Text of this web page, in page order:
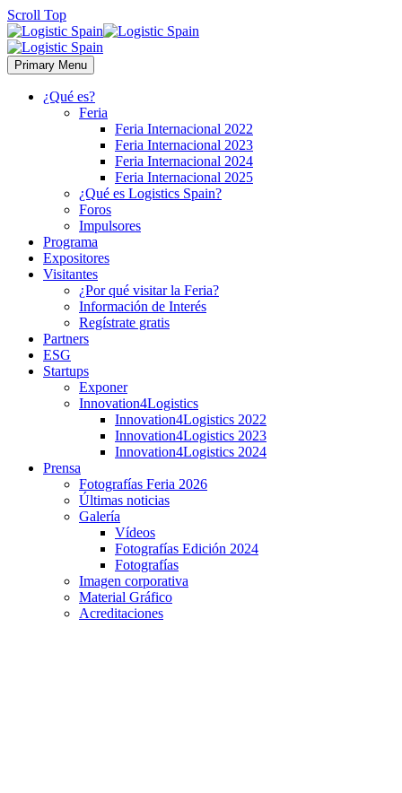
Scroll Top
Primary Menu
¿Qué es?
Feria
Feria Internacional 2022
Feria Internacional 2023
Feria Internacional 2024
Feria Internacional 2025
¿Qué es Logistics Spain?
Foros
Impulsores
Programa
Expositores
Visitantes
¿Por qué visitar la Feria?
Información de Interés
Regístrate gratis
Partners
ESG
Startups
Exponer
Innovation4Logistics
Innovation4Logistics 2022
Innovation4Logistics 2023
Innovation4Logistics 2024
Prensa
Fotografías Feria 2026
Últimas noticias
Galería
Vídeos
Fotografías Edición 2024
Fotografías
Imagen corporativa
Material Gráfico
Acreditaciones